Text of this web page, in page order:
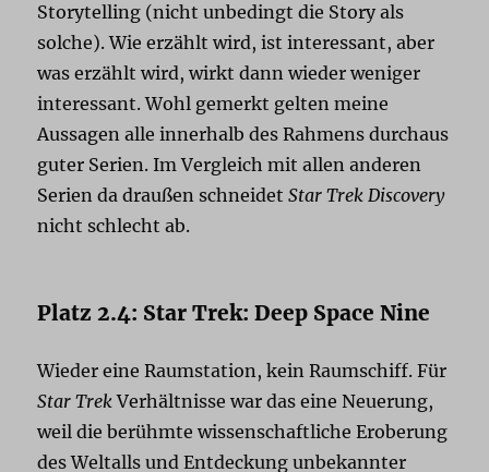
Storytelling (nicht unbedingt die Story als
solche). Wie erzählt wird, ist interessant, aber
was erzählt wird, wirkt dann wieder weniger
interessant. Wohl gemerkt gelten meine
Aussagen alle innerhalb des Rahmens durchaus
guter Serien. Im Vergleich mit allen anderen
Serien da draußen schneidetStar Trek Discovery
nicht schlecht ab.
Platz 2.4: Star Trek: Deep Space Nine
Wieder eine Raumstation, kein Raumschiff. Für
Star TrekVerhältnisse war das eine Neuerung,
weil die berühmte wissenschaftliche Eroberung
des Weltalls und Entdeckung unbekannter